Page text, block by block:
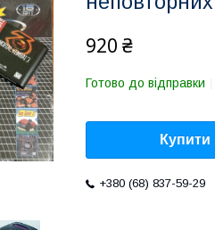
920 ₴
Готово до відправки
Купити
+380 (68) 837-59-29